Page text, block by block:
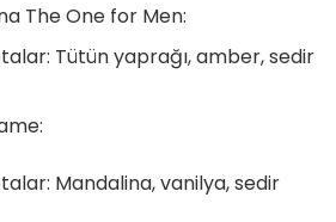
The One for Men:
Tütün yaprağı, amber, sedir
Mandalina, vanilya, sedir